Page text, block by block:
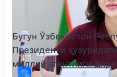
Бугун Ўзбекистон
Президенти
миллий агентлиги